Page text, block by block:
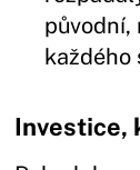
původní,
každého
Investice,